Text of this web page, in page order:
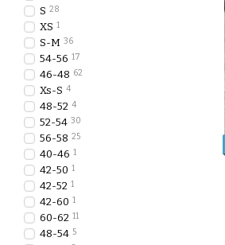
S 28
XS 1
S-M 36
54-56 17
46-48 62
Xs-S 4
48-52 4
52-54 30
56-58 25
40-46 1
42-50 1
42-52 1
42-60 1
60-62 11
48-54 5